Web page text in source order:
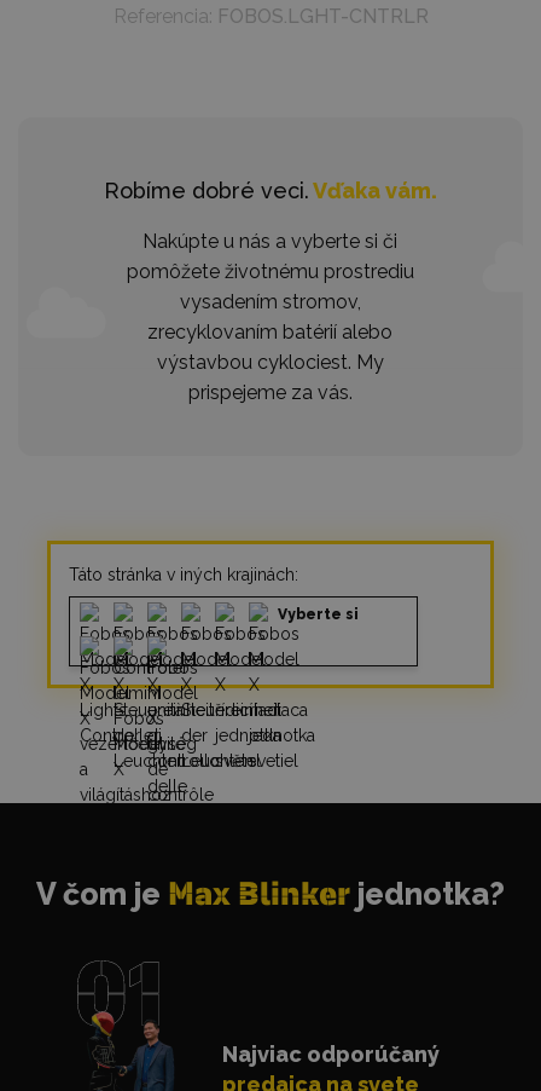
Referencia: FOBOS.LGHT-CNTRLR
Robíme dobré veci.Vďaka vám.
Nakúpte u nás a vyberte si či
pomôžete životnému prostrediu
vysadením stromov,
zrecyklovaním batérií alebo
výstavbou cyklociest. My
prispejeme za vás.
Táto stránka v iných krajinách:
Vyberte si
V čom je Max Blinker jednotka?
Najviac odporúčaný
predajca na svete